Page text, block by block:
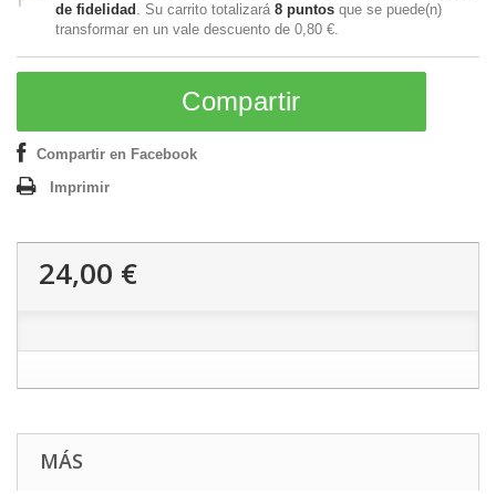
de fidelidad . Su carrito totalizará 8 puntos que se puede(n)
transformar en un vale descuento de 0,80 €.
Compartir
Compartir en Facebook
Imprimir
24,00 €
MÁS